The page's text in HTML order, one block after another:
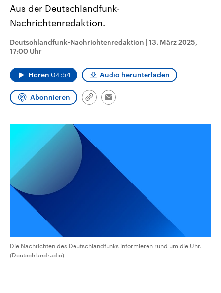
Landtagswahl Sachsen-Anhalt
Alle Informationen
Sachsen-Anhalt wählt am 6.
September 2026 einen neuen
Bundesland von einer Koalition aus
CDU, SPD und FDP regiert.-
Wahlprogramme, aktuelle Berichte
und Hintergründe zu den Parteien
Hintergründe
Wirtschaftlich und
mit großem Einfluss auf
aktuelle Weltgeschehen.
Sendungen Programm
Audio-Archiv
Aus der Deutschlandfunk-
Nachrichtenredaktion.
Deutschlandfunk-Nachrichtenredaktion | 13. März 2025,
17:00 Uhr
Hören 04:54 Audio herunterladen
Abonnieren
Link
Email
Die Nachrichten des Deutschlandfunks informieren rund um die Uhr.
(Deutschlandradio)